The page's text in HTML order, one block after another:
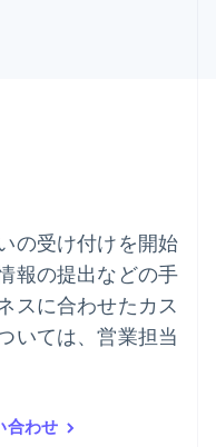
の受け付けを開始
報の提出などの手
スに合わせたカス
いては、営業担当
合わせ